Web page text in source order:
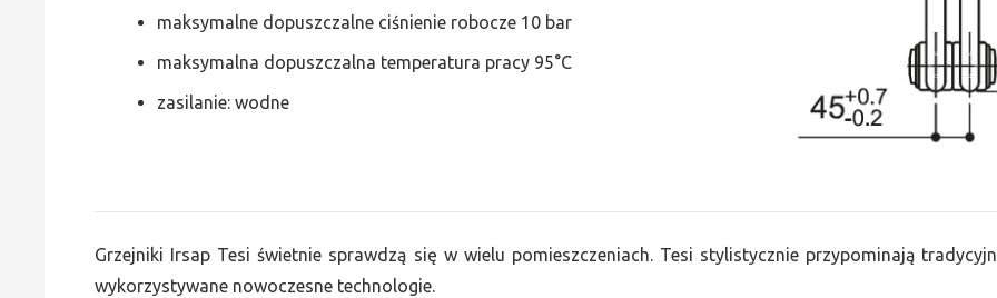
maksymalne dopuszczalne ciśnienie robocze 10 bar
maksymalna dopuszczalna temperatura pracy 95°C
zasilanie: wodne
Grzejniki Irsap Tesi świetnie sprawdzą się w wielu pomieszczeniach. Tesi stylistycznie przypominają
wykorzystywane nowoczesne technologie.